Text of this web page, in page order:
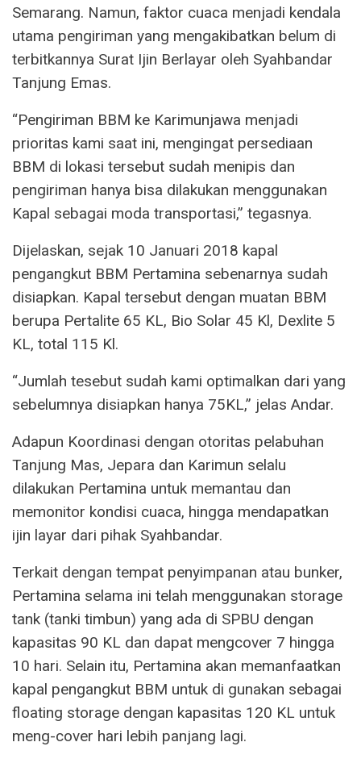
Semarang. Namun, faktor cuaca menjadi kendala
utama pengiriman yang mengakibatkan belum di
terbitkannya Surat Ijin Berlayar oleh Syahbandar
Tanjung Emas.
“Pengiriman BBM ke Karimunjawa menjadi
prioritas kami saat ini, mengingat persediaan
BBM di lokasi tersebut sudah menipis dan
pengiriman hanya bisa dilakukan menggunakan
Kapal sebagai moda transportasi,” tegasnya.
Dijelaskan, sejak 10 Januari 2018 kapal
pengangkut BBM Pertamina sebenarnya sudah
disiapkan. Kapal tersebut dengan muatan BBM
berupa Pertalite 65 KL, Bio Solar 45 Kl, Dexlite 5
KL, total 115 Kl.
“Jumlah tesebut sudah kami optimalkan dari yang
sebelumnya disiapkan hanya 75KL,” jelas Andar.
Adapun Koordinasi dengan otoritas pelabuhan
Tanjung Mas, Jepara dan Karimun selalu
dilakukan Pertamina untuk memantau dan
memonitor kondisi cuaca, hingga mendapatkan
ijin layar dari pihak Syahbandar.
Terkait dengan tempat penyimpanan atau bunker,
Pertamina selama ini telah menggunakan storage
tank (tanki timbun) yang ada di SPBU dengan
kapasitas 90 KL dan dapat mengcover 7 hingga
10 hari. Selain itu, Pertamina akan memanfaatkan
kapal pengangkut BBM untuk di gunakan sebagai
floating storage dengan kapasitas 120 KL untuk
meng-cover hari lebih panjang lagi.